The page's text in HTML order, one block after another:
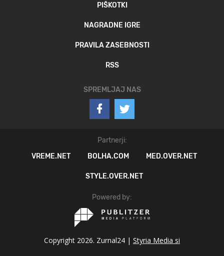
PIŠKOTKI
NAGRADNE IGRE
PRAVILA ZASEBNOSTI
RSS
SPREMLJAJ NAS
Partnerji:
VREME.NET
BOLHA.COM MED.OVER.NET
STYLE.OVER.NET
Powered by:
Copyright 2026. Zurnal24 | Styria Media si